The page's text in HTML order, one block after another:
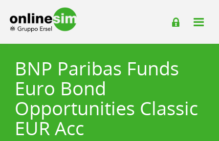
BNP Paribas Funds
Euro Bond
Opportunities Classic
EUR Acc